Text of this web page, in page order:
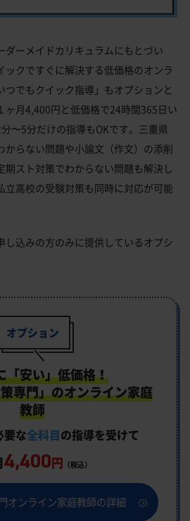
ダーメイドカリキュラムにもとづい
ックですぐに解決する低価格のオンラ
つでもクイック指導」もオプションと
ヶ月4,400円と低価格で24時間365日い
〜5分だけの指導もOKです。三重県
からない問題や小論文（作文）の添削
期スト対策でわからない問題も解決し
立高校の受験対策も同時に対応が可能
し込みの方のみに提供しているオプシ
オプション
「安い」低価格！
専門」のオンライン家庭
教師
要な全科目の指導を受けて
4,400円 （税込）
オンライン家庭教師の詳細